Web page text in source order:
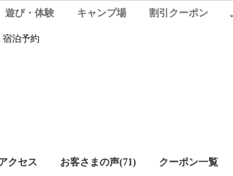
遊び・体験 キャンプ場 割引クーポン
泊予約
クセス お客さまの声(71) クーポン一覧